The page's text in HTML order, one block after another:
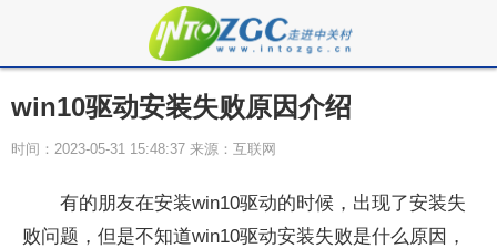
win10驱动安装失败原因介绍
时间：2023-05-31 15:48:37 来源：互联网
有的朋友在安装win10驱动的时候，出现了安装失
败问题，但是不知道win10驱动安装失败是什么原因，